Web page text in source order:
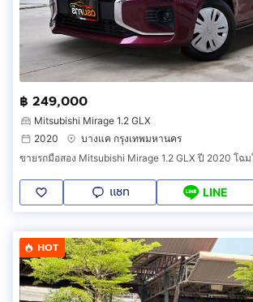
฿ 249,000
Mitsubishi Mirage 1.2 GLX
2020
บางแค กรุงเทพมหานคร
แชท LINE
HOT